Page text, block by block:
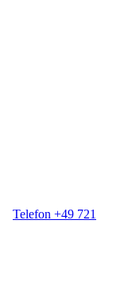
Telefon +49 721